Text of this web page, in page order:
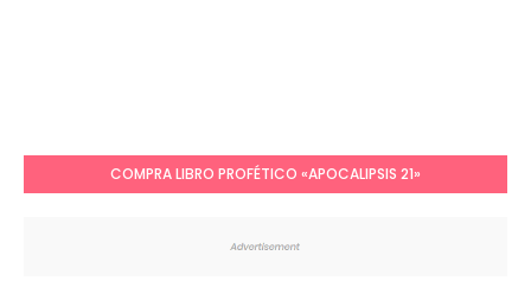
COMPRA LIBRO PROFÉTICO «APOCALIPSIS 21»